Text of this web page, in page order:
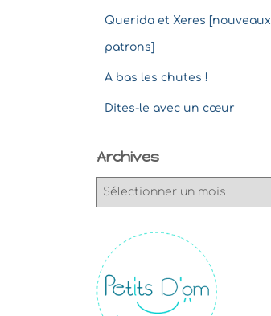
Querida et Xeres [nouveaux
patrons]
A bas les chutes !
Dites-le avec un cœur
Archives
v
e
s